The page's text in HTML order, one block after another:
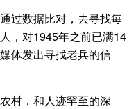
数据比对，去寻找每
，对1945年之前已满14
体发出寻找老兵的信
，和人迹罕至的深